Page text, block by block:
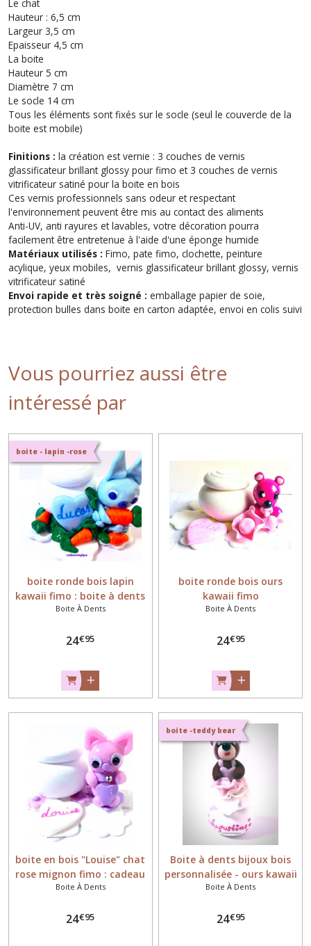
Le chat
Hauteur : 6,5 cm
Largeur 3,5 cm
Epaisseur 4,5 cm
La boite
Hauteur 5 cm
Diamètre 7 cm
Le socle 14 cm
Tous les éléments sont fixés sur le socle (seul le couvercle de la
boite est mobile)
Finitions : la création est vernie : 3 couches de vernis
glassificateur brillant glossy pour fimo et 3 couches de vernis
vitrificateur satiné pour la boite en bois
Ces vernis professionnels sans odeur et respectant
l'environnement peuvent être mis au contact des aliments
Anti-UV, anti rayures et lavables, votre décoration pourra
facilement être entretenue à l'aide d'une éponge humide
Matériaux utilisés : Fimo, pate fimo, clochette, peinture
acylique, yeux mobiles, vernis glassificateur brillant glossy, vernis
vitrificateur satiné
Envoi rapide et très soigné : emballage papier de soie,
protection bulles dans boite en carton adaptée, envoi en colis suivi
Vous pourriez aussi être
intéressé par
boite - lapin -rose
boite ronde bois lapin
kawaii fimo : boite à dents
de lait
Boite À Dents
24€95
boite ronde bois ours
kawaii fimo
Boite À Dents
24€95
boite en bois "Louise" chat
rose mignon fimo : cadeau
enfant
Boite À Dents
24€95
boite -teddy bear
Boite à dents bijoux bois
personnalisée - ours kawaii
Boite À Dents
24€95